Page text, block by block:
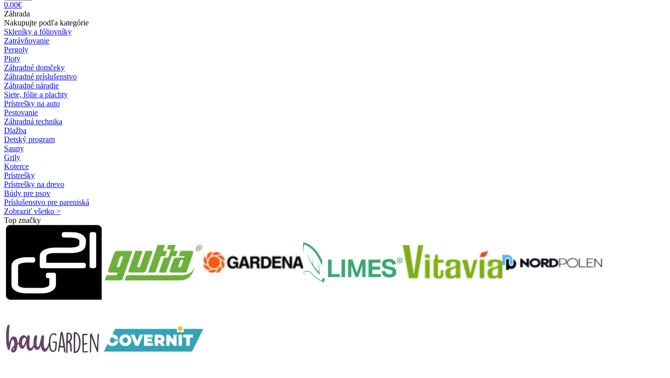
0.00€
Záhrada
Nakupujte podľa kategórie
Skleníky a fóliovníky
Zatrávňovanie
Pergoly
Ploty
Záhradné domčeky
Záhradné príslušenstvo
Záhradné náradie
Siete, fólie a plachty
Prístrešky na auto
Pestovanie
Záhradná technika
Dlažba
Detský program
Sauny
Grily
Koterce
Prístrešky
Prístrešky na drevo
Búdy pre psov
Príslušenstvo pre pareniská
Zobraziť všetko >
Top značky